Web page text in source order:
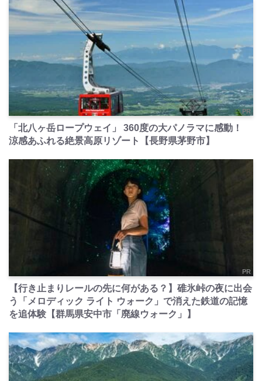
PR
「北八ヶ岳ロープウェイ」 360度の大パノラマに感動！
涼感あふれる絶景高原リゾート【長野県茅野市】
PR
【行き止まりレールの先に何がある？】碓氷峠の夜に出会
う「メロディック ライト ウォーク」で消えた鉄道の記憶
を追体験【群馬県安中市「廃線ウォーク」】